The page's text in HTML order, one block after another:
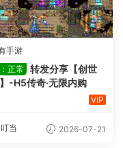
手游
正常
转发分享【创世
-H5传奇·无限内购
VIP
叮当 2026-07-21